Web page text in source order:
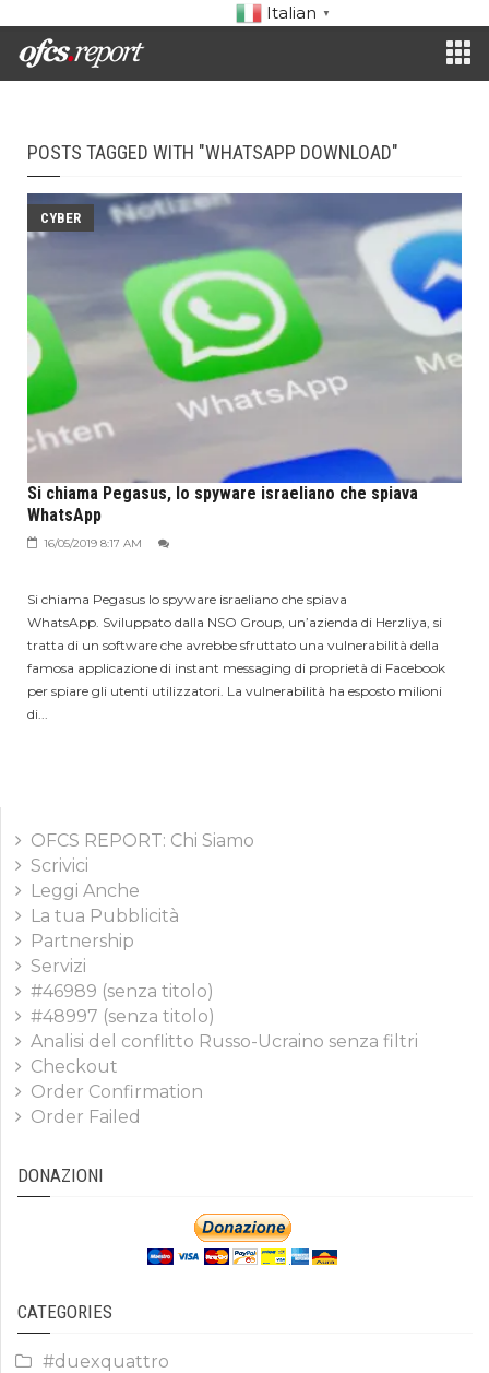
Italian ▼
POSTS TAGGED WITH "WHATSAPP DOWNLOAD"
CYBER
Si chiama Pegasus, lo spyware israeliano che spiava
WhatsApp
16/05/2019 8:17 AM
Si chiama Pegasus lo spyware israeliano che spiava
WhatsApp. Sviluppato dalla NSO Group, un’azienda di Herzliya, si
tratta di un software che avrebbe sfruttato una vulnerabilità della
famosa applicazione di instant messaging di proprietà di Facebook
per spiare gli utenti utilizzatori. La vulnerabilità ha esposto milioni
di...
OFCS REPORT: Chi Siamo
Scrivici
Leggi Anche
La tua Pubblicità
Partnership
Servizi
#46989 (senza titolo)
#48997 (senza titolo)
Analisi del conflitto Russo-Ucraino senza filtri
Checkout
Order Confirmation
Order Failed
DONAZIONI
CATEGORIES
#duexquattro